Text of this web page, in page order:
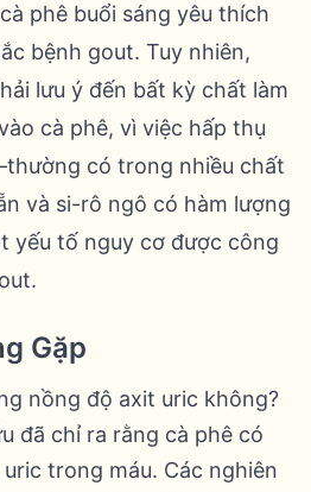
phê buổi sáng yêu thích
bệnh gout. Tuy nhiên,
lưu ý đến bất kỳ chất làm
cà phê, vì việc hấp thụ
có trong nhiều chất
và si-rô ngô có hàm lượng
yếu tố nguy cơ được công
Gặp
nồng độ axit uric không?
đã chỉ ra rằng cà phê có
trong máu. Các nghiên